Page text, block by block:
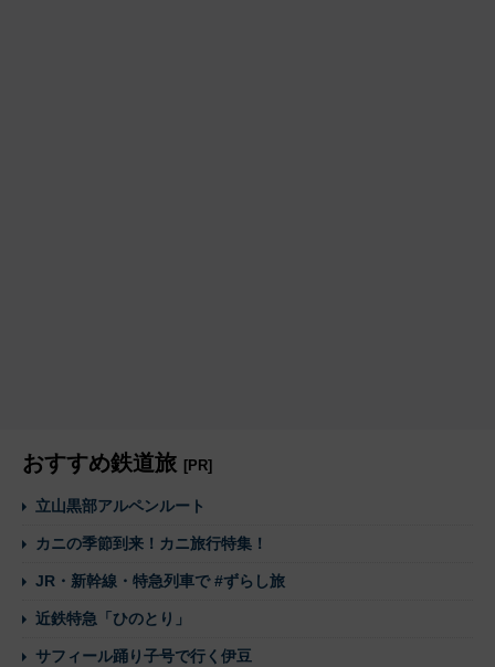
おすすめ鉄道旅 [PR]
立山黒部アルペンルート
カニの季節到来！カニ旅行特集！
JR・新幹線・特急列車で #ずらし旅
近鉄特急「ひのとり」
サフィール踊り子号で行く伊豆